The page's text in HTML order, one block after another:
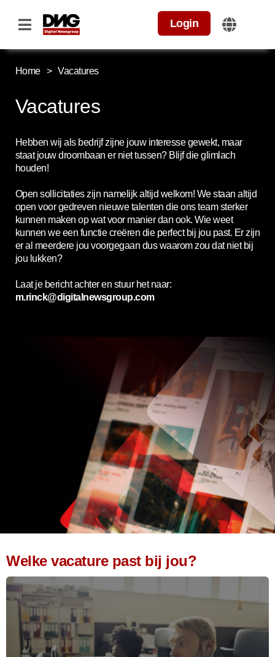
Login
Home > Vacatures
Vacatures
Hebben wij als bedrijf zijne jouw interesse gewekt, maar
staat jouw droombaan er niet tussen? Blijf die glimlach
houden!
Open sollicitaties zijn namelijk altijd welkom! We staan altijd
open voor gedreven nieuwe talenten die ons team sterker
kunnen maken op wat voor manier dan ook. Wie weet
kunnen we een functie creëren die perfect bij jou past. Er zijn
er al meerdere jou voorgegaan dus waarom zou dat niet bij
jou lukken?
Laat je bericht achter en stuur het naar:
m.rinck@digitalnewsgroup.com
Welke vacature past bij jou?